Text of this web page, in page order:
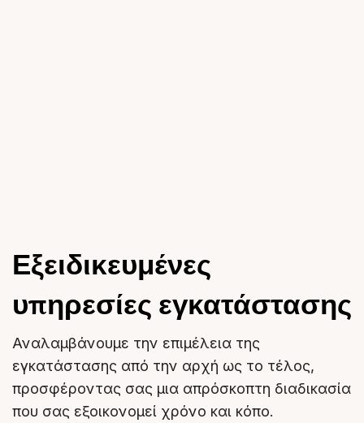
Εξειδικευμένες
υπηρεσίες εγκατάστασης
Αναλαμβάνουμε την επιμέλεια της
εγκατάστασης από την αρχή ως το τέλος,
προσφέροντας σας μια απρόσκοπτη διαδικασία
που σας εξοικονομεί χρόνο και κόπο.